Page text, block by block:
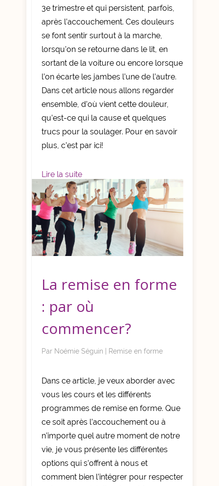
3e trimestre et qui persistent, parfois,
après l’accouchement. Ces douleurs
se font sentir surtout à la marche,
lorsqu’on se retourne dans le lit, en
sortant de la voiture ou encore lorsque
l’on écarte les jambes l’une de l’autre.
Dans cet article nous allons regarder
ensemble, d’où vient cette douleur,
qu’est-ce qui la cause et quelques
trucs pour la soulager. Pour en savoir
plus, c’est par ici!
Lire la suite
La remise en forme
: par où
commencer?
Par Noémie Séguin Remise en forme
Dans ce article, je veux aborder avec
vous les cours et les différents
programmes de remise en forme. Que
ce soit après l’accouchement ou à
n’importe quel autre moment de notre
vie, je vous présente les différentes
options qui s’offrent à nous et
comment bien l’intégrer pour respecter